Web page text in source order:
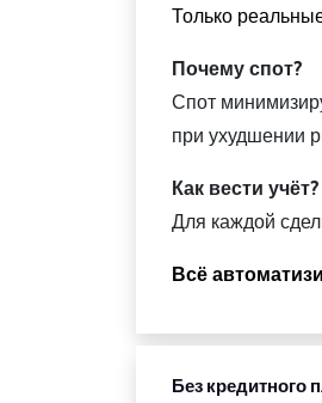
Только
Почему спот?
Спот
при ухудшении
Как вести учёт?
Для каждой
Всё
Без кредитного